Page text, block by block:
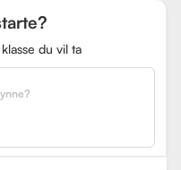
du vil ta